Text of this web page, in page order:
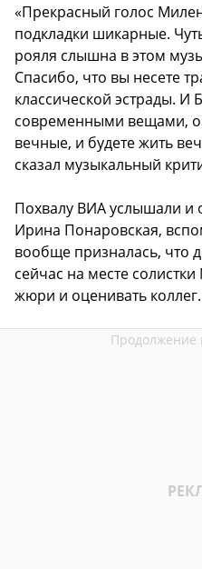
«Прекрасный голос
подкладки шикарные.
рояля слышна в этом
Спасибо, что вы несете
классической эстрады. И
современными вещами,
вечные, и будете жить
сказал музыкальный
Похвалу ВИА услышали и
Ирина Понаровская,
вообще призналась, что
сейчас на месте
жюри и оценивать коллег.